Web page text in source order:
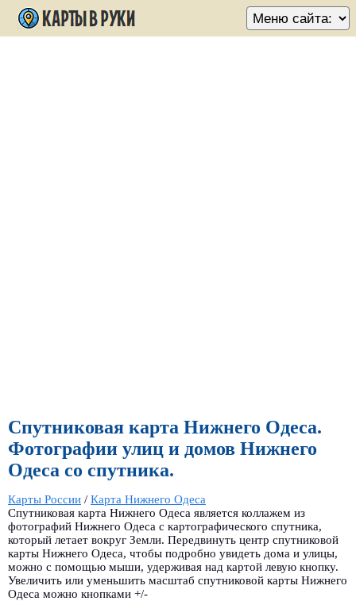
Спутниковая карта Нижнего Одеса.
Фотографии улиц и домов Нижнего
Одеса со спутника.
Карты России / Карта Нижнего Одеса
Спутниковая карта Нижнего Одеса является коллажем из
фотографий Нижнего Одеса с картографического спутника,
который летает вокруг Земли. Передвинуть центр спутниковой
карты Нижнего Одеса, чтобы подробно увидеть дома и улицы,
можно с помощью мыши, удерживая над картой левую кнопку.
Увеличить или уменьшить масштаб спутниковой карты Нижнего
Одеса можно кнопками +/-